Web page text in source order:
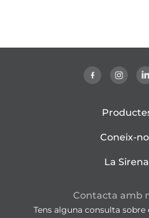
Coneix-
La Sirena
Contacta amb
Tens alguna consulta sobre